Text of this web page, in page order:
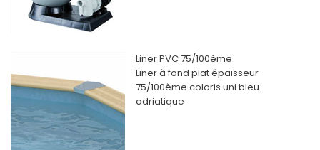
Liner PVC 75/100ème
Liner à fond plat épaisseur
75/100ème coloris uni bleu
adriatique